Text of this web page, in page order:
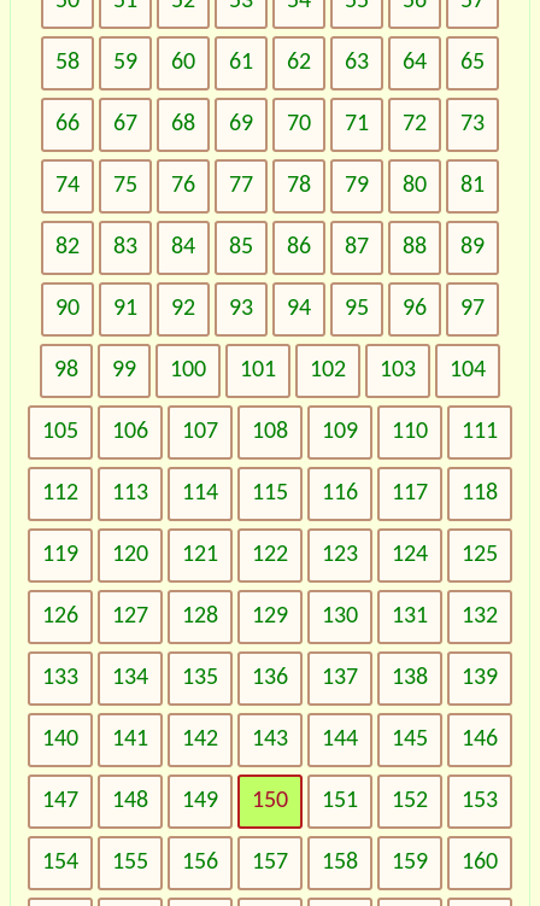
58 59 60 61 62 63 64 65
66 67 68 69 70 71 72 73
74 75 76 77 78 79 80 81
82 83 84 85 86 87 88 89
90 91 92 93 94 95 96 97
98 99 100 101 102 103 104
105 106 107 108 109 110 111
112 113 114 115 116 117 118
119 120 121 122 123 124 125
126 127 128 129 130 131 132
133 134 135 136 137 138 139
140 141 142 143 144 145 146
147 148 149 150 151 152 153
154 155 156 157 158 159 160